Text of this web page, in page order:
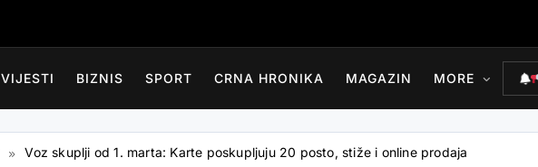
VIJESTI BIZNIS SPORT CRNA HRONIKA MAGAZIN MORE
Voz skuplji od 1. marta: Karte poskupljuju 20 posto, stiže i online prodaja